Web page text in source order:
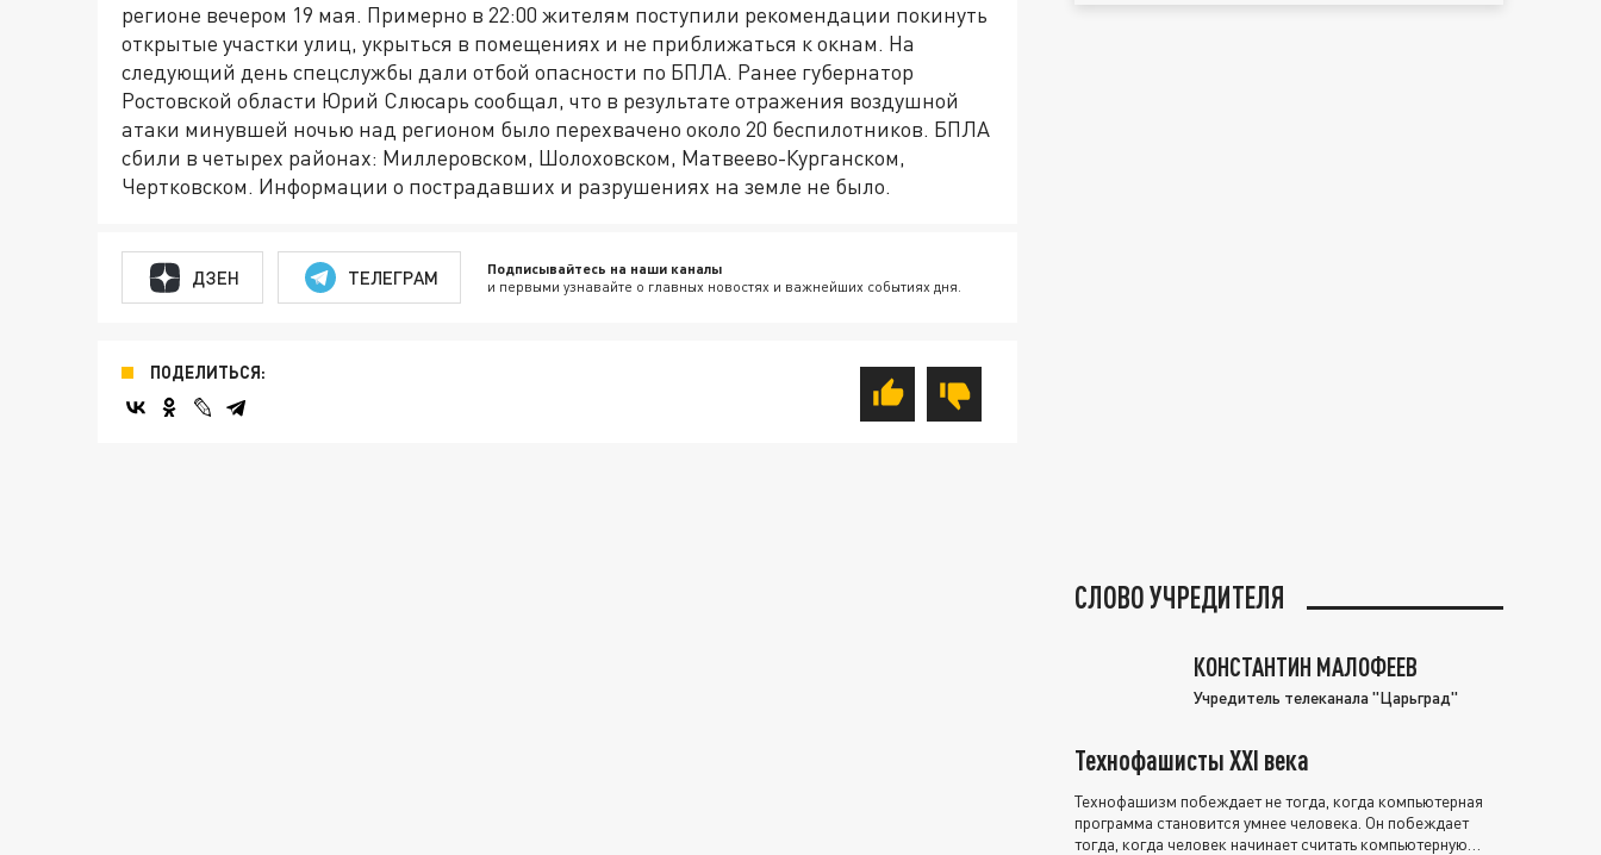
регионе вечером 19 мая. Примерно в 22:00 жителям поступили рекомендации покинуть
открытые участки улиц, укрыться в помещениях и не приближаться к окнам. На
следующий день спецслужбы дали отбой опасности по БПЛА. Ранее губернатор
Ростовской области Юрий Слюсарь сообщал, что в результате отражения воздушной
атаки минувшей ночью над регионом было перехвачено около 20 беспилотников. БПЛА
сбили в четырех районах: Миллеровском, Шолоховском, Матвеево-Курганском,
Чертковском. Информации о пострадавших и разрушениях на земле не было.
ДЗЕН ТЕЛЕГРАМ Подписывайтесь на наши каналы
и первыми узнавайте о главных новостях и важнейших событиях дня.
ПОДЕЛИТЬСЯ:
СЛОВО УЧРЕДИТЕЛЯ
КОНСТАНТИН МАЛОФЕЕВ
Учредитель телеканала "Царьград"
Технофашисты XXI века
Технофашизм побеждает не тогда, когда компьютерная
программа становится умнее человека. Он побеждает
тогда, когда человек начинает считать компьютерную